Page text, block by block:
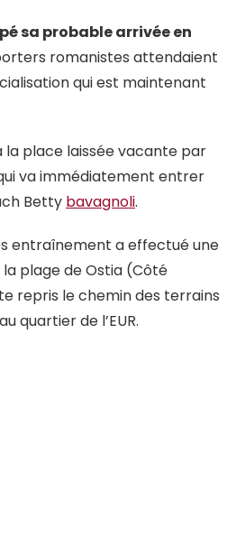
sa probable arrivée en
romanistes attendaient
qui est maintenant
la place laissée vacante par
va immédiatement entrer
Betty bavagnoli.
entraînement a effectué une
plage de Ostia (Côté
repris le chemin des terrains
quartier de l’EUR.